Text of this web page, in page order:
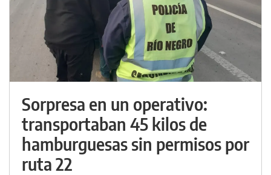
Sorpresa en un operativo:
transportaban 45 kilos de
hamburguesas sin permisos por
ruta 22